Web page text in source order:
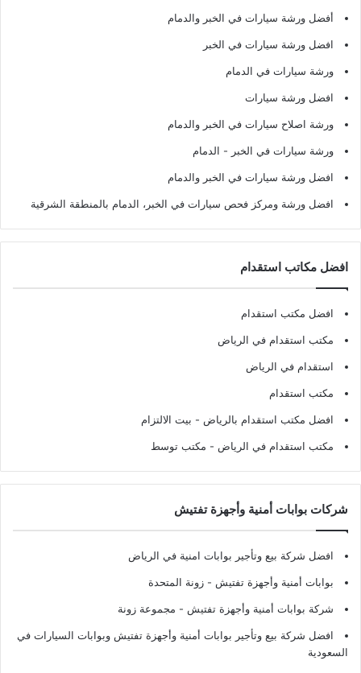
أفضل ورشة سيارات في الخبر والدمام
افضل ورشة سيارات في الخبر
ورشة سيارات في الدمام
افضل ورشة سيارات
ورشة اصلاح سيارات في الخبر والدمام
ورشة سيارات في الخبر - الدمام
افضل ورشة سيارات في الخبر والدمام
افضل ورشة ومركز فحص سيارات في الخبر، الدمام بالمنطقة الشرقية
افضل مكاتب استقدام
افضل مكتب استقدام
مكتب استقدام في الرياض
استقدام في الرياض
مكتب استقدام
افضل مكتب استقدام بالرياض - بيت الالتزام
مكتب استقدام في الرياض - مكتب توسط
شركات بوابات أمنية وأجهزة تفتيش
افضل شركة بيع وتأجير بوابات امنية في الرياض
بوابات أمنية وأجهزة تفتيش - زونة المتحدة
شركة بوابات أمنية وأجهزة تفتيش - مجموعة زونة
افضل شركة بيع وتأجير بوابات أمنية وأجهزة تفتيش وبوابات السيارات في
السعودية